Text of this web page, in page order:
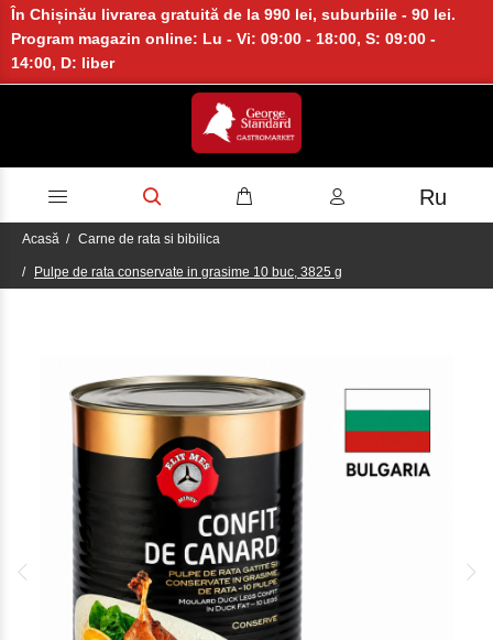
În Chișinău livrarea gratuită de la 990 lei, suburbiile - 90 lei.
Program magazin online: Lu - Vi: 09:00 - 18:00, S: 09:00 -
14:00, D: liber
Ru
Acasă Carne de rata si bibilica
Pulpe de rata conservate in grasime 10 buc, 3825 g